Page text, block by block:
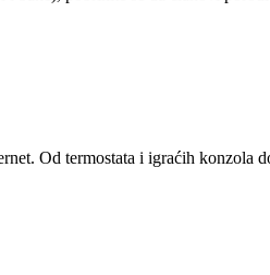
Od termostata i igraćih konzola